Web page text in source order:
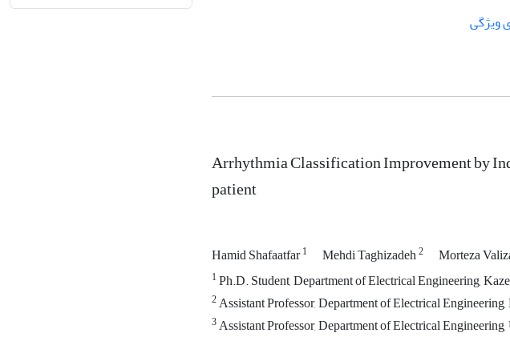
ویژگی
Arrhythmia Classification Improvement by
patient
Hamid Shafaatfar1 Mehdi Taghizadeh2 Morteza
1Ph.D. Student, Department of Electrical Engineering,
2Assistant Professor, Department of Electrical
3Assistant Professor, Department of Electrical